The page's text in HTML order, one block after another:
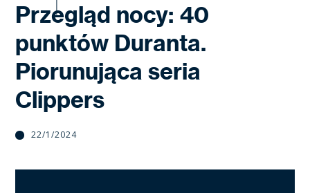
Przegląd nocy: 40
punktów Duranta.
Piorunująca seria
Clippers
22/1/2024